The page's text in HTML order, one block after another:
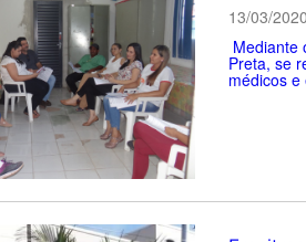
13/03/
Mediante
Preta, se
médicos